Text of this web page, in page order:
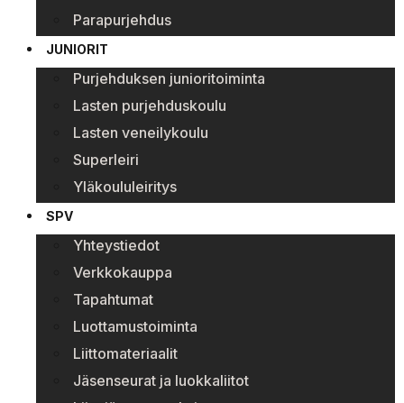
Parapurjehdus
JUNIORIT
Purjehduksen junioritoiminta
Lasten purjehduskoulu
Lasten veneilykoulu
Superleiri
Yläkoululeiritys
SPV
Yhteystiedot
Verkkokauppa
Tapahtumat
Luottamustoiminta
Liittomateriaalit
Jäsenseurat ja luokkaliitot